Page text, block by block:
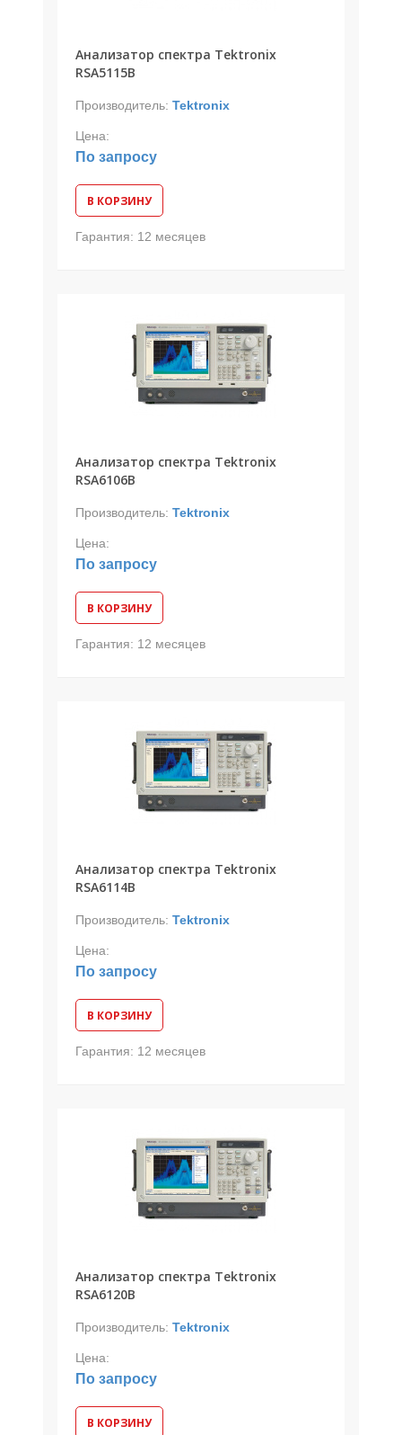
Анализатор спектра Tektronix
RSA5115B
Производитель: Tektronix
Цена:
По запросу
В КОРЗИНУ
Гарантия: 12 месяцев
Анализатор спектра Tektronix
RSA6106B
Производитель: Tektronix
Цена:
По запросу
В КОРЗИНУ
Гарантия: 12 месяцев
Анализатор спектра Tektronix
RSA6114B
Производитель: Tektronix
Цена:
По запросу
В КОРЗИНУ
Гарантия: 12 месяцев
Анализатор спектра Tektronix
RSA6120B
Производитель: Tektronix
Цена:
По запросу
В КОРЗИНУ